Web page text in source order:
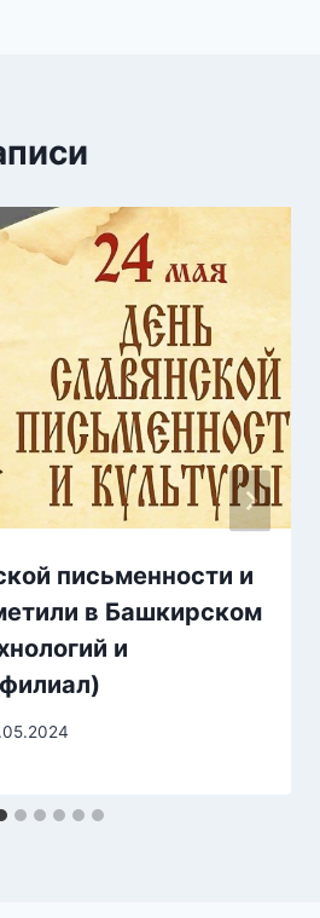
письменности и
в Башкирском
и